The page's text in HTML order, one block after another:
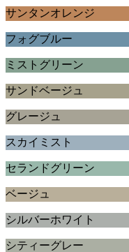
サンタンオレンジ
フォグブルー
ミストグリーン
サンドベージュ
グレージュ
スカイミスト
セランドグリーン
ベージュ
シルバーホワイト
シティーグレー